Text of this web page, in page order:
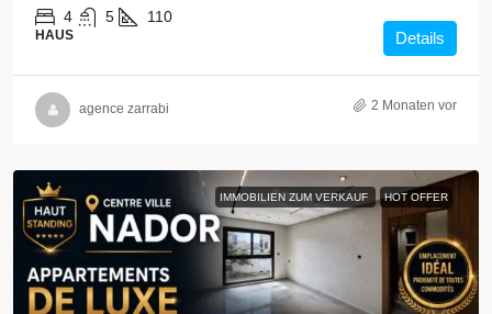
4 5 110
HAUS Details
agence zarrabi 2 Monaten vor
IMMOBILIEN ZUM VERKAUF HOT OFFER